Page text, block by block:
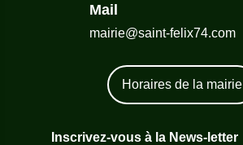
Mail
mairie@saint-felix74.com
Horaires de la mairie
Inscrivez-vous à la News-letter